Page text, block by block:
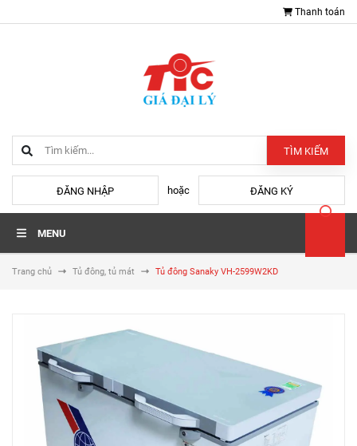
Thanh toán
TÌM KIẾM
ĐĂNG NHẬP hoặc ĐĂNG KÝ
MENU
Trang chủ Tủ đông, tủ mát Tủ đông Sanaky VH-2599W2KD